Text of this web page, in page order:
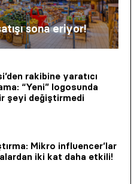
sona eriyor!
rakibine yaratıcı
“Yeni” logosunda
şeyi değiştirmedi
Mikro influencer’lar
iki kat daha etkili!